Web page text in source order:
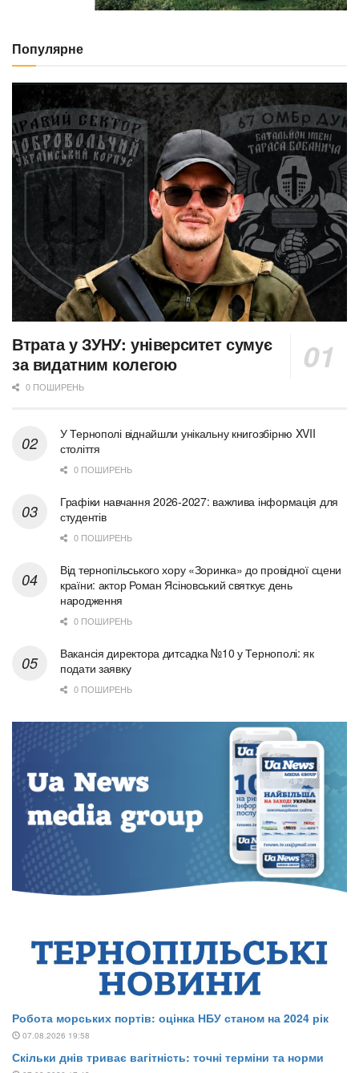
Популярне
Втрата у ЗУНУ: університет сумує
за видатним колегою
0 ПОШИРЕНЬ
У Тернополі віднайшли унікальну книгозбірню XVII
століття
0 ПОШИРЕНЬ
Графіки навчання 2026-2027: важлива інформація для
студентів
0 ПОШИРЕНЬ
Від тернопільського хору «Зоринка» до провідної сцени
країни: актор Роман Ясіновський святкує день
народження
0 ПОШИРЕНЬ
Вакансія директора дитсадка №10 у Тернополі: як
подати заявку
0 ПОШИРЕНЬ